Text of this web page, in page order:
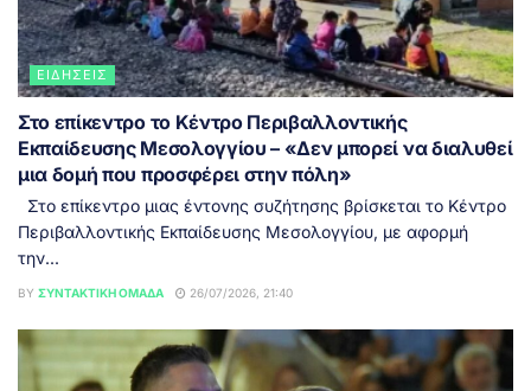
ΕΙΔΉΣΕΙΣ
Στο επίκεντρο το Κέντρο Περιβαλλοντικής
Εκπαίδευσης Μεσολογγίου – «Δεν μπορεί να διαλυθεί
μια δομή που προσφέρει στην πόλη»
Στο επίκεντρο μιας έντονης συζήτησης βρίσκεται το Κέντρο
Περιβαλλοντικής Εκπαίδευσης Μεσολογγίου, με αφορμή
την...
BY ΣΥΝΤΑΚΤΙΚΉ ΟΜΆΔΑ 26/07/2026, 21:40